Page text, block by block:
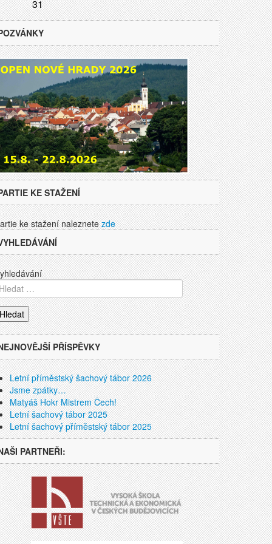
31
KE STAŽENÍ
ke stažení naleznetezde
PŘÍSPĚVKY
Letní příměstský šachový tábor 2026
Jsme zpátky…
Matyáš Hokr Mistrem Čech!
Letní šachový tábor 2025
Letní šachový příměstský tábor 2025
PARTNEŘI: